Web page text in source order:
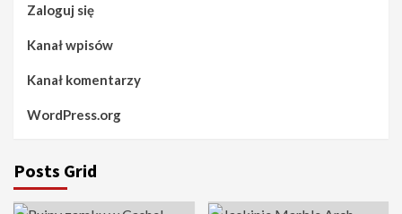
Zaloguj się
Kanał wpisów
Kanał komentarzy
WordPress.org
Posts Grid